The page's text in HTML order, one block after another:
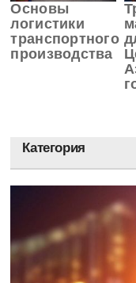
Основы
логистики
транспортного
производства
Категория